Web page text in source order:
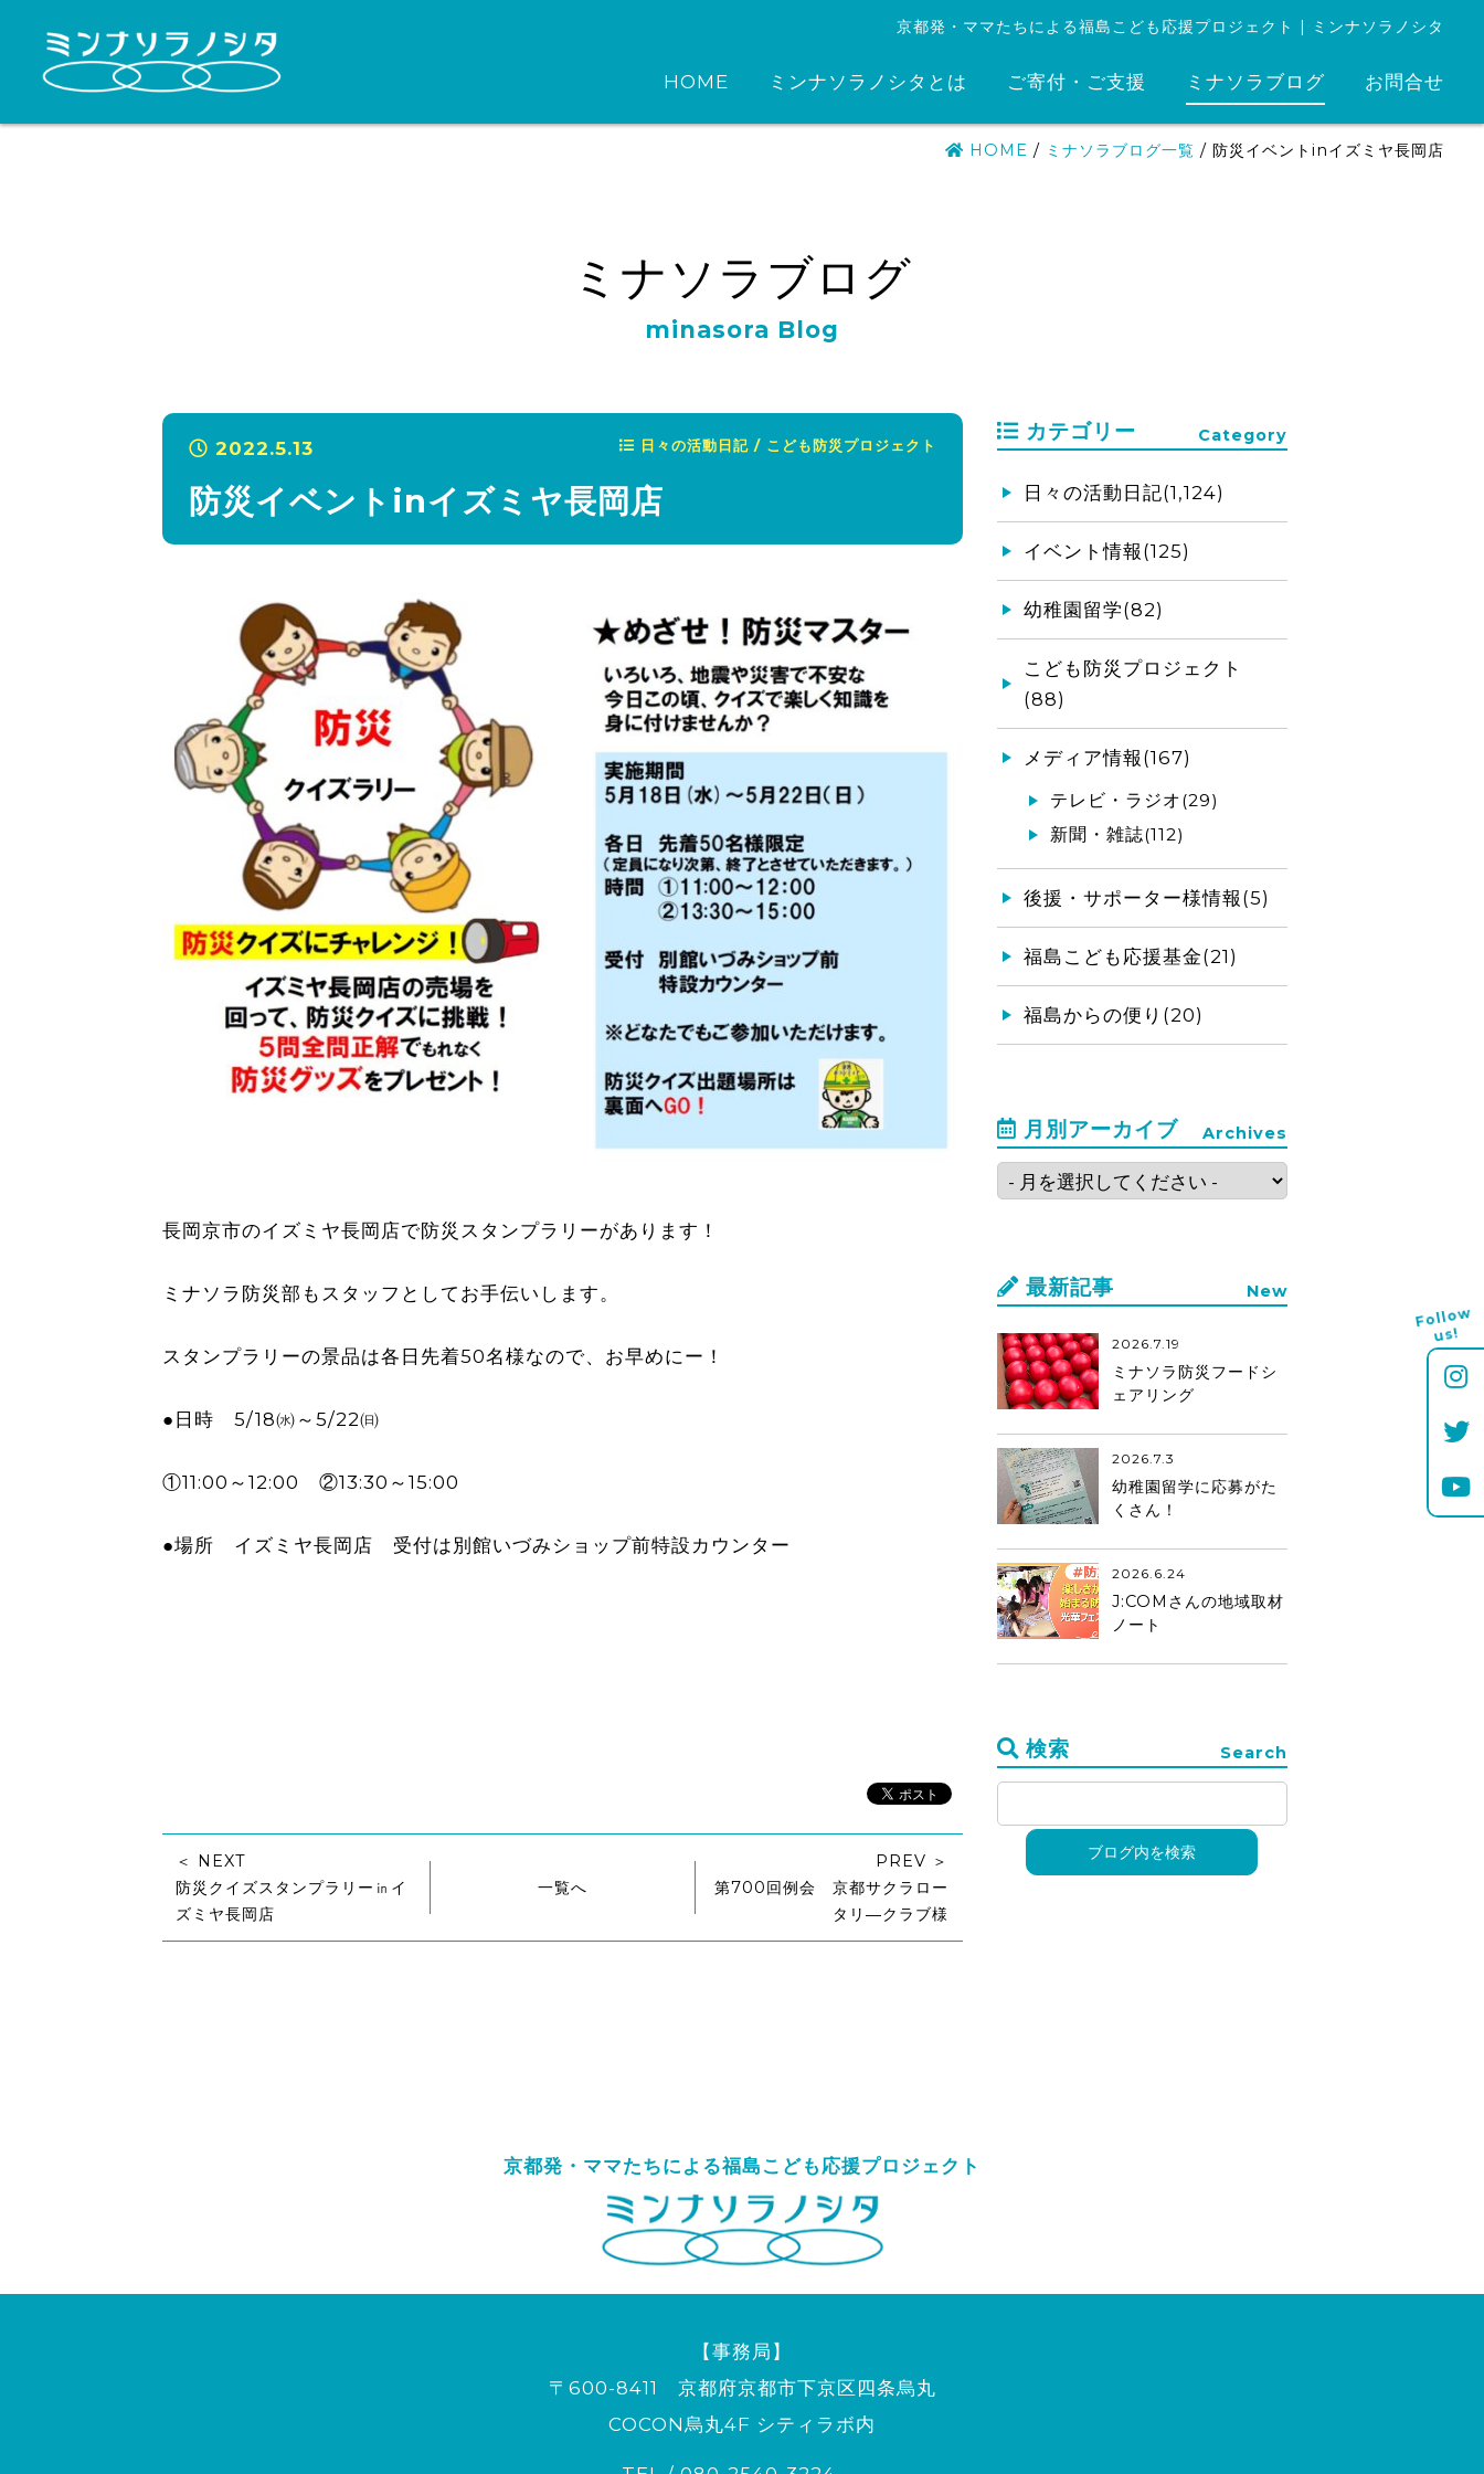
京都発・ママたちによる福島こども応援プロジェクト | ミンナソラノシタ
HOME ミンナソラノシタとは ご寄付・ご支援 ミナソラブログ お問合せ
Follo
w
us!
HOME / ミナソラブログ一覧 / 防災イベントinイズミヤ長岡店
ミナソラブログ
minasora Blog
2022.5.13 日々の活動日記 / こども防災プロジェクト
防災イベントinイズミヤ長岡店
長岡京市のイズミヤ長岡店で防災スタンプラリーがあります！
ミナソラ防災部もスタッフとしてお手伝いします。
スタンプラリーの景品は各日先着50名様なので、お早めにー！
●日時 5/18㈬～5/22㈰
①11:00～12:00 ②13:30～15:00
●場所 イズミヤ長岡店 受付は別館いづみショップ前特設カウンター
＜ NEXT
防災クイズスタンプラリー㏌イ
ズミヤ長岡店
一覧へ
PREV ＞
第700回例会 京都サクラロー
タリ―クラブ様
カテゴリー Category
日々の活動日記(1,124)
イベント情報(125)
幼稚園留学(82)
こども防災プロジェクト
(88)
メディア情報(167)
テレビ・ラジオ(29)
新聞・雑誌(112)
後援・サポーター様情報(5)
福島こども応援基金(21)
福島からの便り(20)
月別アーカイブ Archives
最新記事 New
2026.7.19
ミナソラ防災フードシ
ェアリング
2026.7.3
幼稚園留学に応募がた
くさん！
2026.6.24
J:COMさんの地域取材
ノート
検索 Search
京都発・ママたちによる福島こども応援プロジェクト
【事務局】
〒600-8411 京都府京都市下京区四条烏丸
COCON烏丸4F シティラボ内